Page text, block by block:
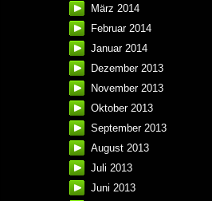
März 2014
Februar 2014
Januar 2014
Dezember 2013
November 2013
Oktober 2013
September 2013
August 2013
Juli 2013
Juni 2013